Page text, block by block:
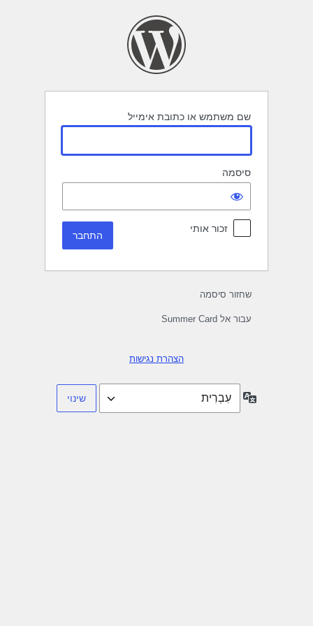
שם משתמש או כתובת אימייל
סיסמה
זכור אותי
שחזור סיסמה
עבור אל Summer Card
הצהרת נגישות
שפה